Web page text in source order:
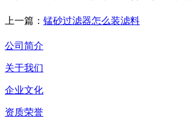
上一篇： 锰砂过滤器怎么装滤料
公司简介
关于我们
企业文化
资质荣誉